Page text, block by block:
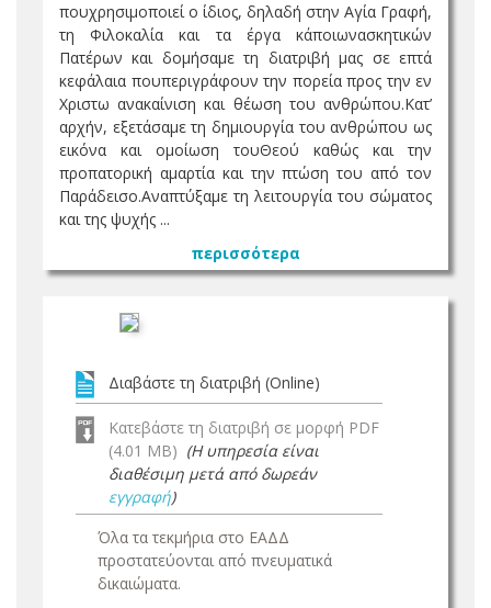
πουχρησιμοποιεί ο ίδιος, δηλαδή στην Αγία Γραφή,
τη Φιλοκαλία και τα έργα κάποιωνασκητικών
Πατέρων και δομήσαμε τη διατριβή μας σε επτά
κεφάλαια πουπεριγράφουν την πορεία προς την εν
Χριστω ανακαίνιση και θέωση του ανθρώπου.Κατ’
αρχήν, εξετάσαμε τη δημιουργία του ανθρώπου ως
εικόνα και ομοίωση τουΘεού καθώς και την
προπατορική αμαρτία και την πτώση του από τον
Παράδεισο.Αναπτύξαμε τη λειτουργία του σώματος
και της ψυχής ...
περισσότερα
Διαβάστε τη διατριβή (Online)
Κατεβάστε τη διατριβή σε μορφή PDF
(4.01 MB) (Η υπηρεσία είναι
διαθέσιμη μετά από δωρεάν
εγγραφή)
Όλα τα τεκμήρια στο ΕΑΔΔ
προστατεύονται από πνευματικά
δικαιώματα.